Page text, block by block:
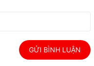
GỬI BÌNH LUẬN